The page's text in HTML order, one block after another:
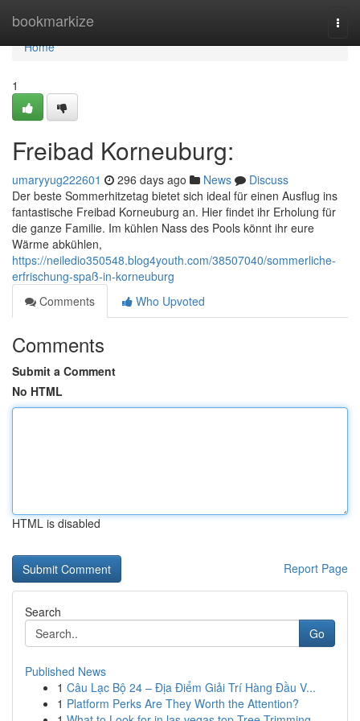
bookmarkize
Home
Home
1
Freibad Korneuburg:
umaryyug222601 296 days ago News
Discuss
Der beste Sommerhitzetag bietet sich ideal für einen Ausflug ins
fantastische Freibad Korneuburg an. Hier findet ihr Erholung für
die ganze Familie. Im kühlen Nass des Pools könnt ihr eure
Wärme abkühlen,
https://neiledio350548.blog4youth.com/38507040/sommerliche-
erfrischung-spaß-in-korneuburg
Comments
Who Upvoted
Comments
Submit a Comment
No HTML
HTML is disabled
Report Page
Search
Go
Published News
1 Câu Lạc Bộ 24 – Địa Điểm Giải Trí Hàng Đầu V...
1 Platform Perks Are They Worth the Attention?